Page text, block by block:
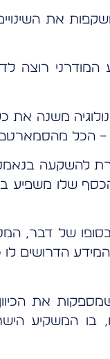
את
המודרני רוצה
משנה את
– הכל
להשקעה
שלו משפיע
של דבר,
הדרושים לו
את הכיוון
בו המשקיע